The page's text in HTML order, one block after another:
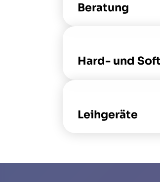
Beratung
Hard- und
Leihgeräte